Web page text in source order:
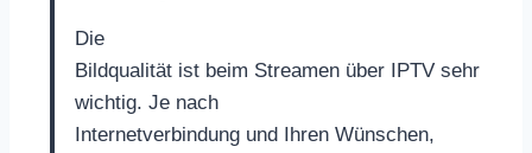
Die
Bildqualität ist beim Streamen über IPTV sehr
wichtig. Je nach
Internetverbindung und Ihren Wünschen,